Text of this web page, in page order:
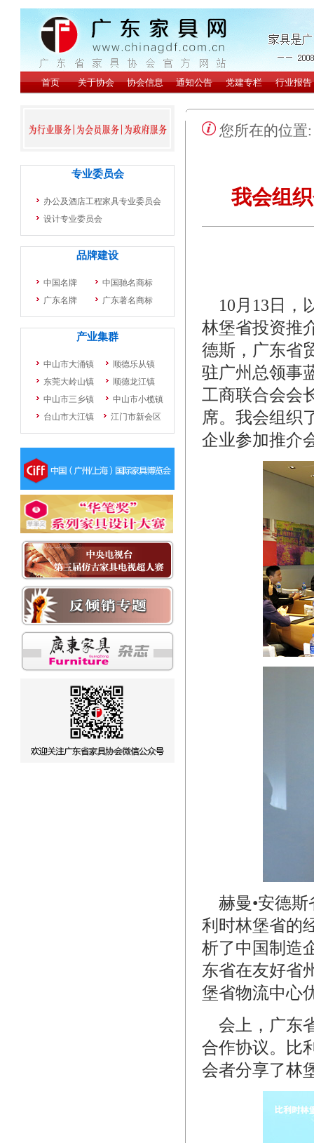
您所在的位置
我会组
10月13日，
林堡省投资推
德斯，广东省
驻广州总领事
工商联合会会
席。我会组织
企业参加推介
赫曼•安德斯
利时林堡省的
析了中国制造
东省在友好省
堡省物流中心
会上，广东
合作协议。比
会者分享了林